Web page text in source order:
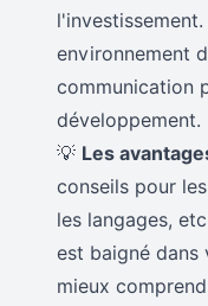
environnement
communication
développement.
💡 Les
conseils pour
les langages,
est baigné dans
mieux